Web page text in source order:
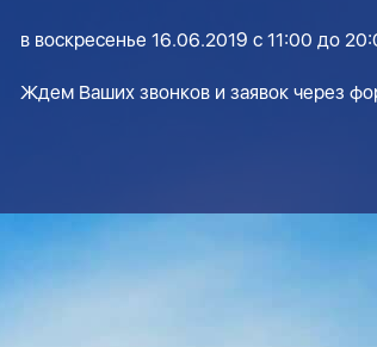
в воскресенье 16.06.2019 с 11:00 до
Ждем Ваших звонков и заявок через